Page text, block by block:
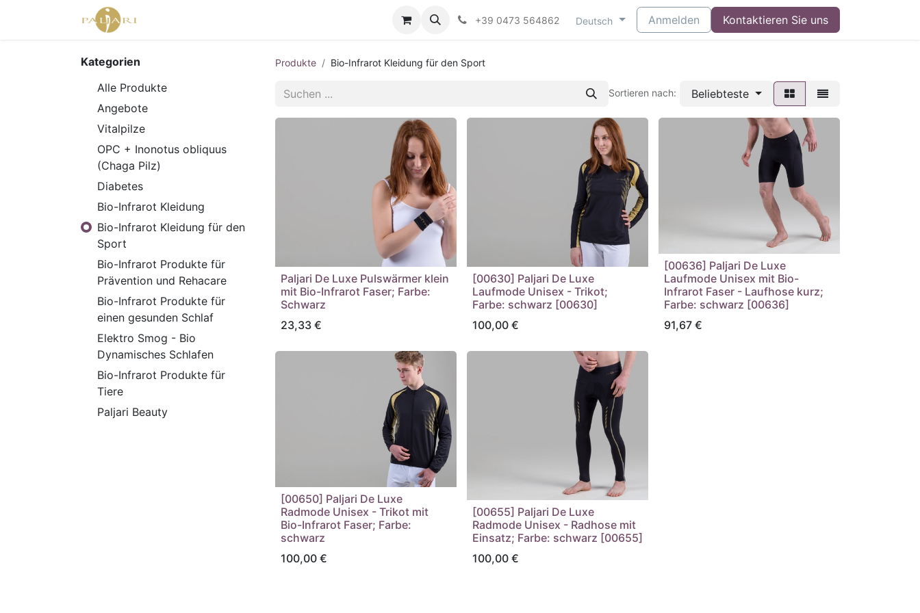
Kontaktieren Sie uns +39 0473 564862 Deutsch Anmelden Kontaktieren Sie uns
Kategorien
Alle Produkte
Angebote
Vitalpilze
OPC + Inonotus obliquus
(Chaga Pilz)
Diabetes
Bio-Infrarot Kleidung
Bio-Infrarot Kleidung für den
Sport
Bio-Infrarot Produkte für
Prävention und Rehacare
Bio-Infrarot Produkte für
einen gesunden Schlaf
Elektro Smog - Bio
Dynamisches Schlafen
Bio-Infrarot Produkte für
Tiere
Paljari Beauty
Produkte Bio-Infrarot Kleidung für den Sport
Sortieren nach: Beliebteste
Paljari De Luxe Pulswärmer klein
mit Bio-Infrarot Faser; Farbe:
Schwarz
23,33 €
[00630] Paljari De Luxe
Laufmode Unisex - Trikot;
Farbe: schwarz [00630]
100,00 €
[00636] Paljari De Luxe
Laufmode Unisex mit Bio-
Infrarot Faser - Laufhose kurz;
Farbe: schwarz [00636]
91,67 €
[00650] Paljari De Luxe
Radmode Unisex - Trikot mit
Bio-Infrarot Faser; Farbe:
schwarz
100,00 €
[00655] Paljari De Luxe
Radmode Unisex - Radhose mit
Einsatz; Farbe: schwarz [00655]
100,00 €